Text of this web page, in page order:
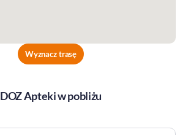
Wyznacz trasę
DOZ Apteki w pobliżu